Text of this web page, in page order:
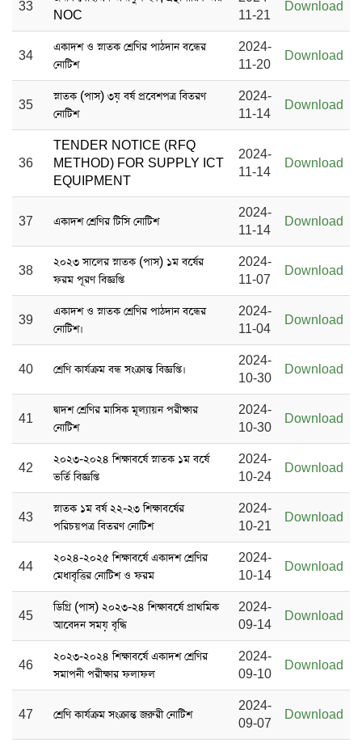
33
NOC
11-21
Download
34
একাদশ ও স্নাতক শ্রেণির পাঠদান বন্ধের
নোটিশ
2024-
11-20
Download
35
স্নাতক (পাস) ৩য় বর্ষ প্রবেশপত্র বিতরণ
নোটিশ
2024-
11-14
Download
36
TENDER NOTICE (RFQ
METHOD) FOR SUPPLY ICT
EQUIPMENT
2024-
11-14
Download
37 একাদশ শ্রেণির টিসি নোটিশ
2024-
11-14
Download
38
২০২৩ সালের স্নাতক (পাস) ১ম বর্ষের
ফরম পূরণ বিজ্ঞপ্তি
2024-
11-07
Download
39
একাদশ ও স্নাতক শ্রেণির পাঠদান বন্ধের
নোটিশ।
2024-
11-04
Download
40 শ্রেণি কার্যক্রম বন্ধ সংক্রান্ত বিজ্ঞপ্তি।
2024-
10-30
Download
41
দ্বাদশ শ্রেণির মাসিক মূল্যায়ন পরীক্ষার
নোটিশ
2024-
10-30
Download
42
২০২৩-২০২৪ শিক্ষাবর্ষে স্নাতক ১ম বর্ষে
ভর্তি বিজ্ঞপ্তি
2024-
10-24
Download
43
স্নাতক ১ম বর্ষ ২২-২৩ শিক্ষাবর্ষের
পরিচয়পত্র বিতরণ নোটিশ
2024-
10-21
Download
44
২০২৪-২০২৫ শিক্ষাবর্ষে একাদশ শ্রেণির
মেধাবৃত্তির নোটিশ ও ফরম
2024-
10-14
Download
45
ডিগ্রি (পাস) ২০২৩-২৪ শিক্ষাবর্ষে প্রাথমিক
আবেদন সময় বৃদ্ধি
2024-
09-14
Download
46
২০২৩-২০২৪ শিক্ষাবর্ষে একাদশ শ্রেণির
সমাপনী পরীক্ষার ফলাফল
2024-
09-10
Download
47 শ্রেণি কার্যক্রম সংক্রান্ত জরুরী নোটিশ
2024-
09-07
Download